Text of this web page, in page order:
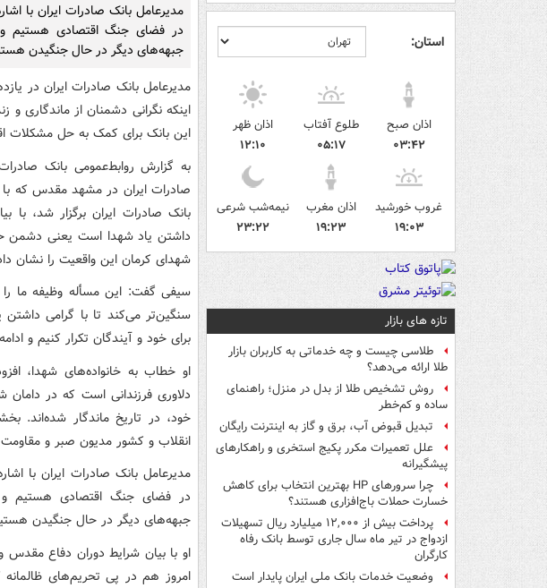
استان:
اذان صبح
۰۳:۴۲
طلوع آفتاب
۰۵:۱۷
اذان ظهر
۱۲:۱۰
غروب خورشید
۱۹:۰۳
اذان مغرب
۱۹:۲۳
نیمه‌شب شرعی
۲۳:۲۲
تازه های بازار
طلاسی چیست و چه خدماتی به کاربران بازار
طلا ارائه می‌دهد؟
روش تشخیص طلا از بدل در منزل؛ راهنمای
ساده و کم‌خطر
تبدیل قبوض آب، برق و گاز به اینترنت رایگان
علل تعمیرات مکرر پکیج استخری و راهکارهای
پیشگیرانه
چرا سرورهای HP بهترین انتخاب برای کاهش
خسارت حملات باج‌افزاری هستند؟
پرداخت بیش از ۱۲,۰۰۰ میلیارد ریال تسهیلات
ازدواج در تیر ماه سال جاری توسط بانک رفاه
کارگران
وضعیت خدمات بانک ملی ایران پایدار است
مدیرعامل بانک صادرات ایران با
در فضای جنگ اقتصادی هستیم و
جبهه‌های دیگر در حال جنگیدن
مدیرعامل بانک صادرات ایران در
اینکه نگرانی دشمنان از ماندگاری و
این بانک برای کمک به حل
به گزارش روابط‌عمومی بانک
صادرات ایران در مشهد مقدس که با
بانک صادرات ایران برگزار شد، با
داشتن یاد شهدا است یعنی دشمن
شهدای کرمان این واقعیت را نشان
سیفی گفت: این مسأله وظیفه ما را
سنگین‌تر می‌کند تا با گرامی داشتن
برای خود و آیندگان تکرار کنیم و
او خطاب به خانواده‌های شهدا،
دلاوری فرزندانی است که در دامان
خود، در تاریخ ماندگار شده‌اند.
انقلاب و کشور مدیون صبر و مقاومت
مدیرعامل بانک صادرات ایران با
در فضای جنگ اقتصادی هستیم و
جبهه‌های دیگر در حال جنگیدن
او با بیان شرایط دوران دفاع مقدس
امروز هم در پی تحریم‌های